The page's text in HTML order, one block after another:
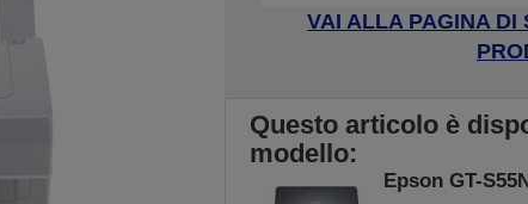
VAI ALLA PAGINA DI
Questo articolo è
modello:
Epson GT-